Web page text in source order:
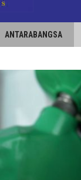
ANTARABANGSA